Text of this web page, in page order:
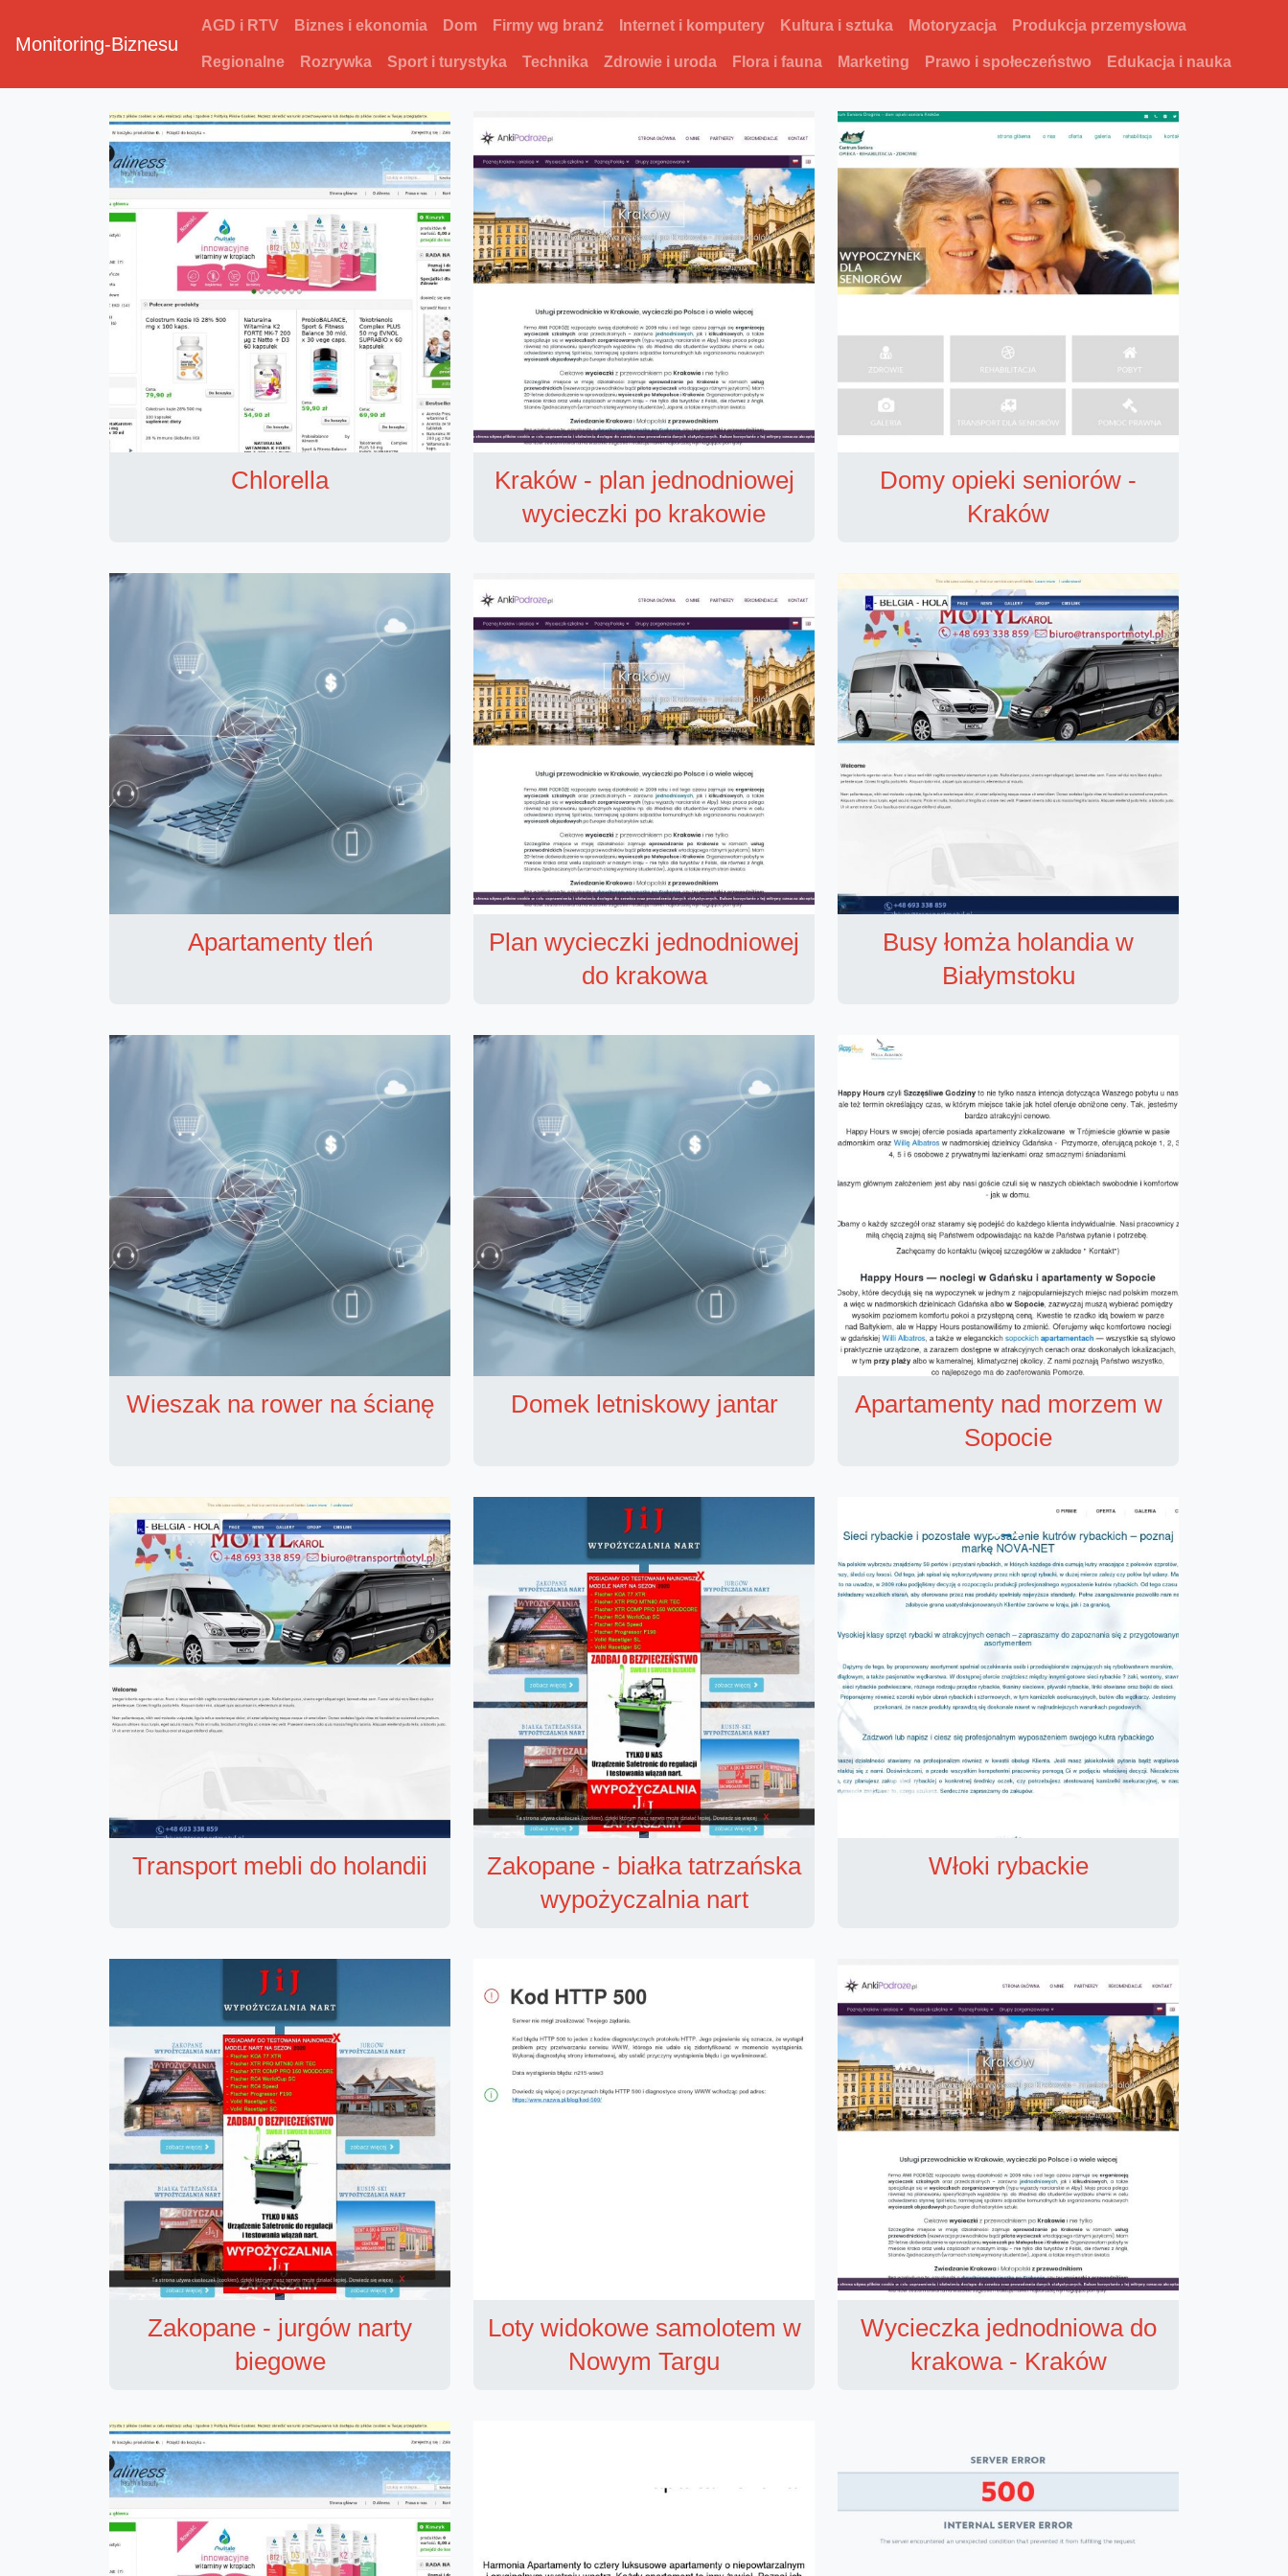
Monitoring-Biznesu
AGD i RTV Biznes i ekonomia Dom Firmy wg branż Internet i komputery Kultura i sztuka Motoryzacja Produkcja przemysłowa
Regionalne Rozrywka Sport i turystyka Technika Zdrowie i uroda Flora i fauna Marketing Prawo i społeczeństwo Edukacja i nauka
Chlorella
Kraków - plan jednodniowej
wycieczki po krakowie
Domy opieki seniorów -
Kraków
Apartamenty tleń
Plan wycieczki jednodniowej
do krakowa
Busy łomża holandia w
Białymstoku
Wieszak na rower na ścianę Domek letniskowy jantar
Apartamenty nad morzem w
Sopocie
Transport mebli do holandii
Zakopane - białka tatrzańska
wypożyczalnia nart
Włoki rybackie
Zakopane - jurgów narty
biegowe
Loty widokowe samolotem w
Nowym Targu
Wycieczka jednodniowa do
krakowa - Kraków